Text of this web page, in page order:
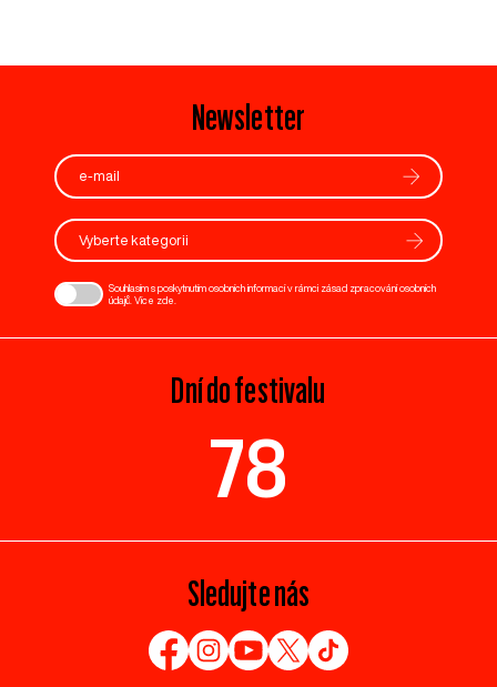
Newsletter
Vyberte kategorii
Souhlasím s poskytnutím osobních informací v rámci zásad zpracování osobních
údajů. Více zde
Dní do festivalu
78
Sledujte nás